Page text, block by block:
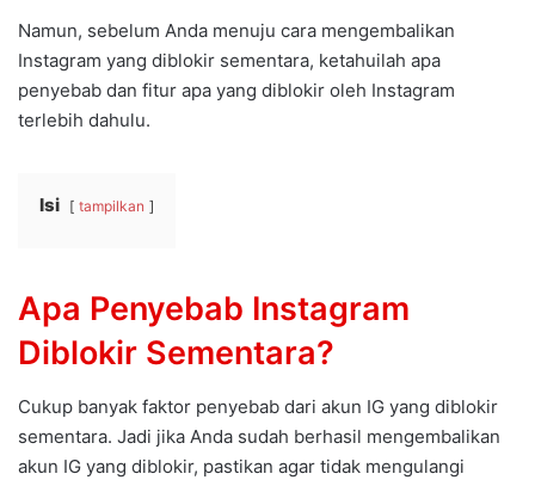
Namun, sebelum Anda menuju cara mengembalikan
Instagram yang diblokir sementara, ketahuilah apa
penyebab dan fitur apa yang diblokir oleh Instagram
terlebih dahulu.
Isi tampilkan
Apa Penyebab Instagram
Diblokir Sementara?
Cukup banyak faktor penyebab dari akun IG yang diblokir
sementara. Jadi jika Anda sudah berhasil mengembalikan
akun IG yang diblokir, pastikan agar tidak mengulangi